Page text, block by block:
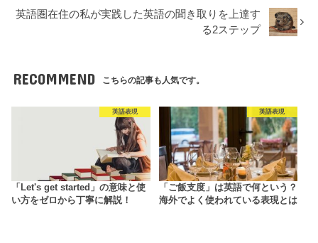
英語圏在住の私が実践した英語の聞き取りを上達す
る2ステップ
RECOMMEND こちらの記事も人気です。
英語表現
「Let's get started」の意味と使
い方をゼロから丁寧に解説！
英語表現
「ご飯支度」は英語で何という？
海外でよく使われている表現とは